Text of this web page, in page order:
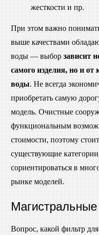
жесткости и пр.
При этом важно
выше качествами
воды — выбор зависит
самого изделия, но и от
воды. Не всегда
приобретать самую
модель. Очистные
функциональным
стоимости, поэтому
существующие
сориентироваться в
рынке моделей.
Вопрос, какой фильтр